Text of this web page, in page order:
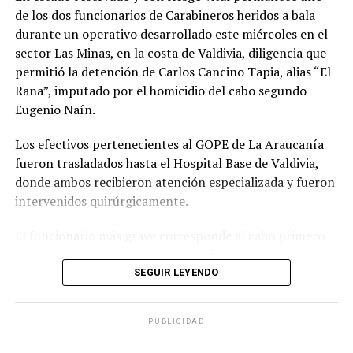
participaron en la búsqueda del imputado y reiteró que
la institución continuará realizando diligencias para
ubicar a personas prófugas de la justicia.
“Le pido a toda la gente que siga rezando, que siga
pidiendo por la salud del cabo primero Cosme”, expresó.
Procedimiento terminó con imputado
detenido
El operativo se desarrolló durante la tarde del miércoles
Policiales Especiales (GOPE) intentaba concretar la
captura de Carlos Cancino Tapia.
Según los antecedentes investigativos, el sujeto era
de los dos funcionarios de Carabineros heridos a bala
durante un operativo desarrollado este miércoles en el
sector Las Minas, en la costa de Valdivia, diligencia que
permitió la detención de Carlos Cancino Tapia, alias “El
Rana”, imputado por el homicidio del cabo segundo
Eugenio Naín.
Los efectivos pertenecientes al GOPE de La Araucanía
fueron trasladados hasta el Hospital Base de Valdivia,
donde ambos recibieron atención especializada y fueron
intervenidos quirúrgicamente.
balístico en el rostro durante el enfrentamiento
SEGUIR LEYENDO
PUBLICIDAD